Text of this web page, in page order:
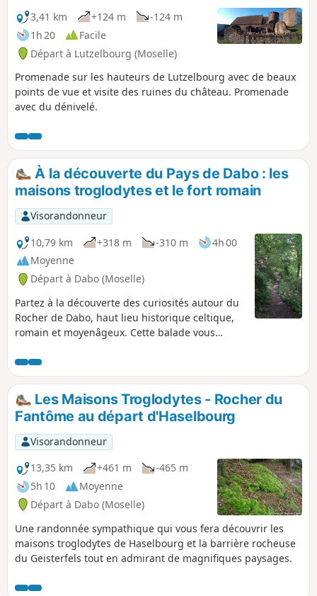
3,41 km
+124 m
-124 m
1h 20
Facile
Départ à Lutzelbourg (Moselle)
Promenade sur les hauteurs de Lutzelbourg avec de beaux
points de vue et visite des ruines du château. Promenade
avec du dénivelé.
À la découverte du Pays de Dabo : les
maisons troglodytes et le fort romain
Visorandonneur
10,79 km
+318 m -310 m
4h 00
Moyenne
Départ à Dabo (Moselle)
Partez à la découverte des curiosités autour du
Rocher de Dabo, haut lieu historique celtique,
romain et moyenâgeux. Cette balade vous
l'histoire (très ancienne et plus récente) est
intimement liée à une situation géographique
des plus atypiques.
Les Maisons Troglodytes - Rocher du
Fantôme au départ d'Haselbourg
Visorandonneur
13,35 km
+461 m
-465 m
5h 10
Moyenne
Départ à Dabo (Moselle)
Une randonnée sympathique qui vous fera découvrir les
maisons troglodytes de Haselbourg et la barrière rocheuse
du Geisterfels tout en admirant de magnifiques paysages.